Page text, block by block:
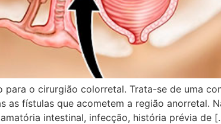
o cirurgião colorretal. Trata-se de uma
as fístulas que acometem a região anorretal.
intestinal, infecção, história prévia de